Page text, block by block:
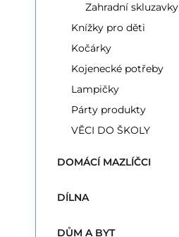
Zahradní skluzavky
Knížky pro děti
Kočárky
Kojenecké potřeby
Lampičky
Párty produkty
VĚCI DO ŠKOLY
DOMÁCÍ MAZLÍČCI
DÍLNA
DŮM A BYT